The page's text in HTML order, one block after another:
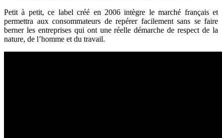
Petit à petit, ce label créé en 2006 intègre le marché français et
permettra aux consommateurs de repérer facilement sans se faire
berner les entreprises qui ont une réelle démarche de respect de la
nature, de l’homme et du travail.